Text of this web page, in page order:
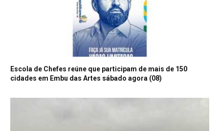
Escola de Chefes reúne que participam de mais de 150
cidades em Embu das Artes sábado agora (08)